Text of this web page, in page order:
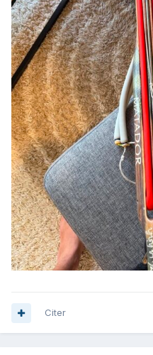
Citer